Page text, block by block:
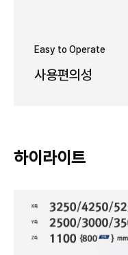
Easy to Operate
사용편의성
하이라이트